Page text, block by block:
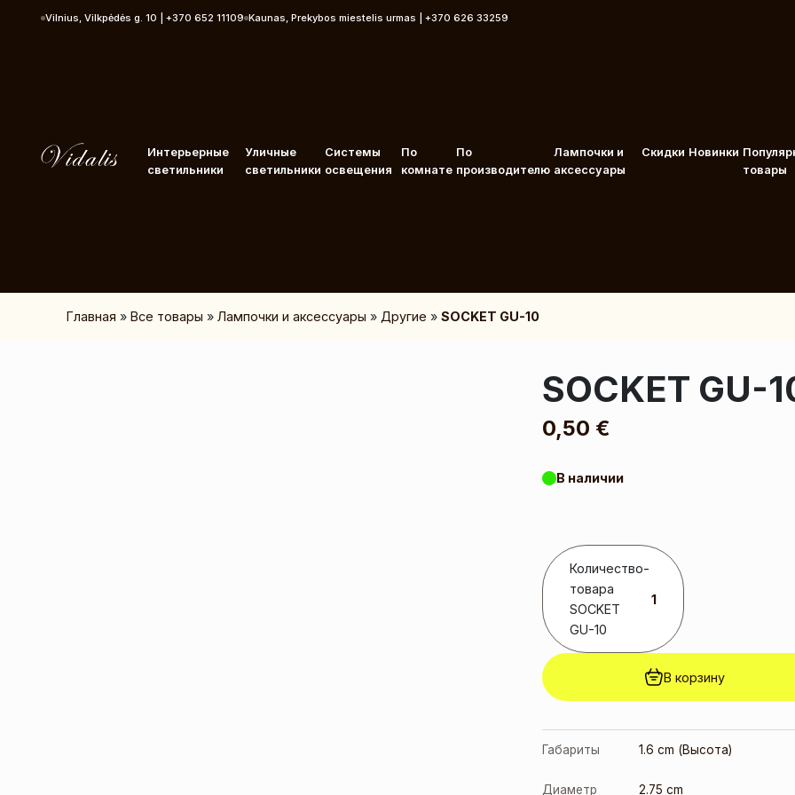
Vilnius, Vilkpėdės g. 10 | +370 652 11109 Kaunas, Prekybos miestelis urmas | +370 626 33259
Интерьерные
светильники
Уличные
светильники
Системы
освещения
По
комнате
По
производителю
Лампочки и
аксессуары
Скидки Новинки
товары
Главная » Все товары » Лампочки и аксессуары » Другие » SOCKET GU-10
SOCKET GU-
0,50 €
В наличии
Количество
товара
SOCKET
GU-10
-
В корзину
Габариты 1.6 cm (Высота)
Диаметр 2.75 cm